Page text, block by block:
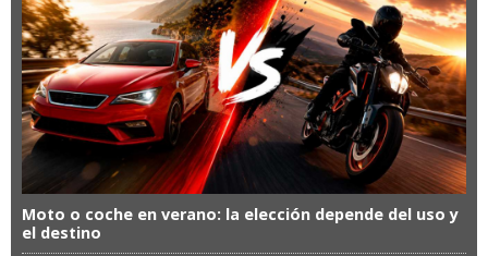
Moto o coche en verano: la elección depende del uso y
el destino